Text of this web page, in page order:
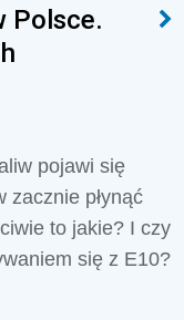
Polsce.
pojawi się
zacznie płynąć
to jakie? I czy
się z E10?